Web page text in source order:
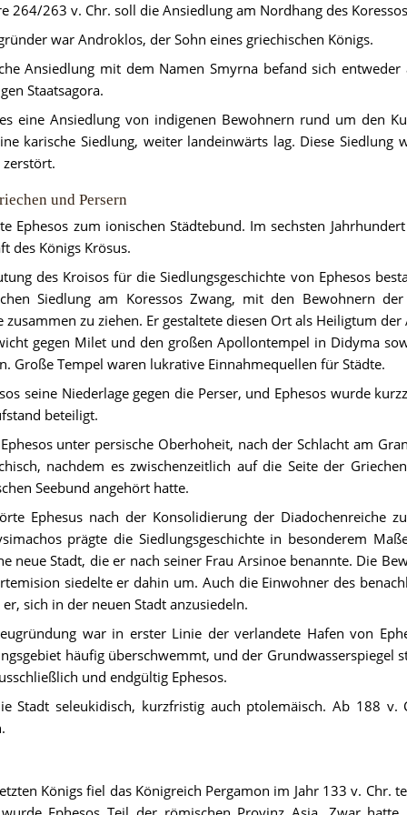
264/263 v. Chr. soll die Ansiedlung am Nordhang des
war Androklos, der Sohn eines griechischen Königs.
Ansiedlung mit dem Namen Smyrna befand sich entweder
Staatsagora.
eine Ansiedlung von indigenen Bewohnern rund um den
karische Siedlung, weiter landeinwärts lag. Diese Siedlung
zerstört.
und Persern
Ephesos zum ionischen Städtebund. Im sechsten
des Königs Krösus.
des Kroisos für die Siedlungsgeschichte von Ephesos
Siedlung am Koressos Zwang, mit den Bewohnern
zusammen zu ziehen. Er gestaltete diesen Ort als Heiligtum der
gegen Milet und den großen Apollontempel in Didyma
Große Tempel waren lukrative Einnahmequellen für Städte.
seine Niederlage gegen die Perser, und Ephesos wurde
beteiligt.
unter persische Oberhoheit, nach der Schlacht am
nachdem es zwischenzeitlich auf die Seite der
Seebund angehört hatte.
Ephesus nach der Konsolidierung der Diadochenreiche
prägte die Siedlungsgeschichte in besonderem
neue Stadt, die er nach seiner Frau Arsinoe benannte. Die
siedelte er dahin um. Auch die Einwohner des
sich in der neuen Stadt anzusiedeln.
war in erster Linie der verlandete Hafen von
häufig überschwemmt, und der Grundwasserspiegel
und endgültig Ephesos.
Stadt seleukidisch, kurzfristig auch ptolemäisch. Ab 188 v.
Königs fiel das Königreich Pergamon im Jahr 133 v. Chr.